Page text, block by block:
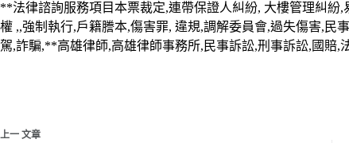
**法律諮詢服務項目本票裁定,連帶保證人糾紛, 大樓管理糾紛
權 ,,強制執行,戶籍謄本,傷害罪, 違規,調解委員會,過失傷害,民
駕,詐騙,**高雄律師,高雄律師事務所,民事訴訟,刑事訴訟,國賠,
上一 文章